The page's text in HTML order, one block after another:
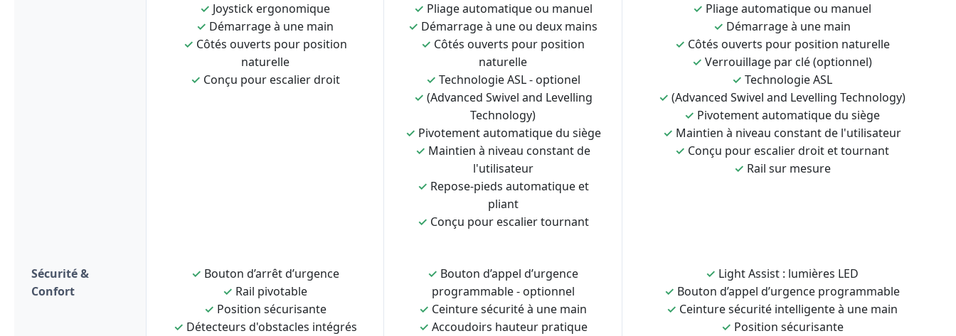
✓ Joystick ergonomique
✓ Démarrage à une main
✓ Côtés ouverts pour position
naturelle
✓ Conçu pour escalier droit
✓ Pliage automatique ou manuel
✓ Démarrage à une ou deux mains
✓ Côtés ouverts pour position
naturelle
✓ Technologie ASL - optionel
✓ (Advanced Swivel and Levelling
Technology)
✓ Pivotement automatique du siège
✓ Maintien à niveau constant de
l'utilisateur
✓ Repose-pieds automatique et
pliant
✓ Conçu pour escalier tournant
✓ Pliage automatique ou manuel
✓ Démarrage à une main
✓ Côtés ouverts pour position naturelle
✓ Verrouillage par clé (optionnel)
✓ Technologie ASL
✓ (Advanced Swivel and Levelling Technology)
✓ Pivotement automatique du siège
✓ Maintien à niveau constant de l'utilisateur
✓ Conçu pour escalier droit et tournant
✓ Rail sur mesure
Sécurité &
Confort
✓ Bouton d’arrêt d’urgence
✓ Rail pivotable
✓ Position sécurisante
✓ Détecteurs d'obstacles intégrés
✓ Bouton d’appel d’urgence
programmable - optionnel
✓ Ceinture sécurité à une main
✓ Accoudoirs hauteur pratique
✓ Light Assist : lumières LED
✓ Bouton d’appel d’urgence programmable
✓ Ceinture sécurité intelligente à une main
✓ Position sécurisante